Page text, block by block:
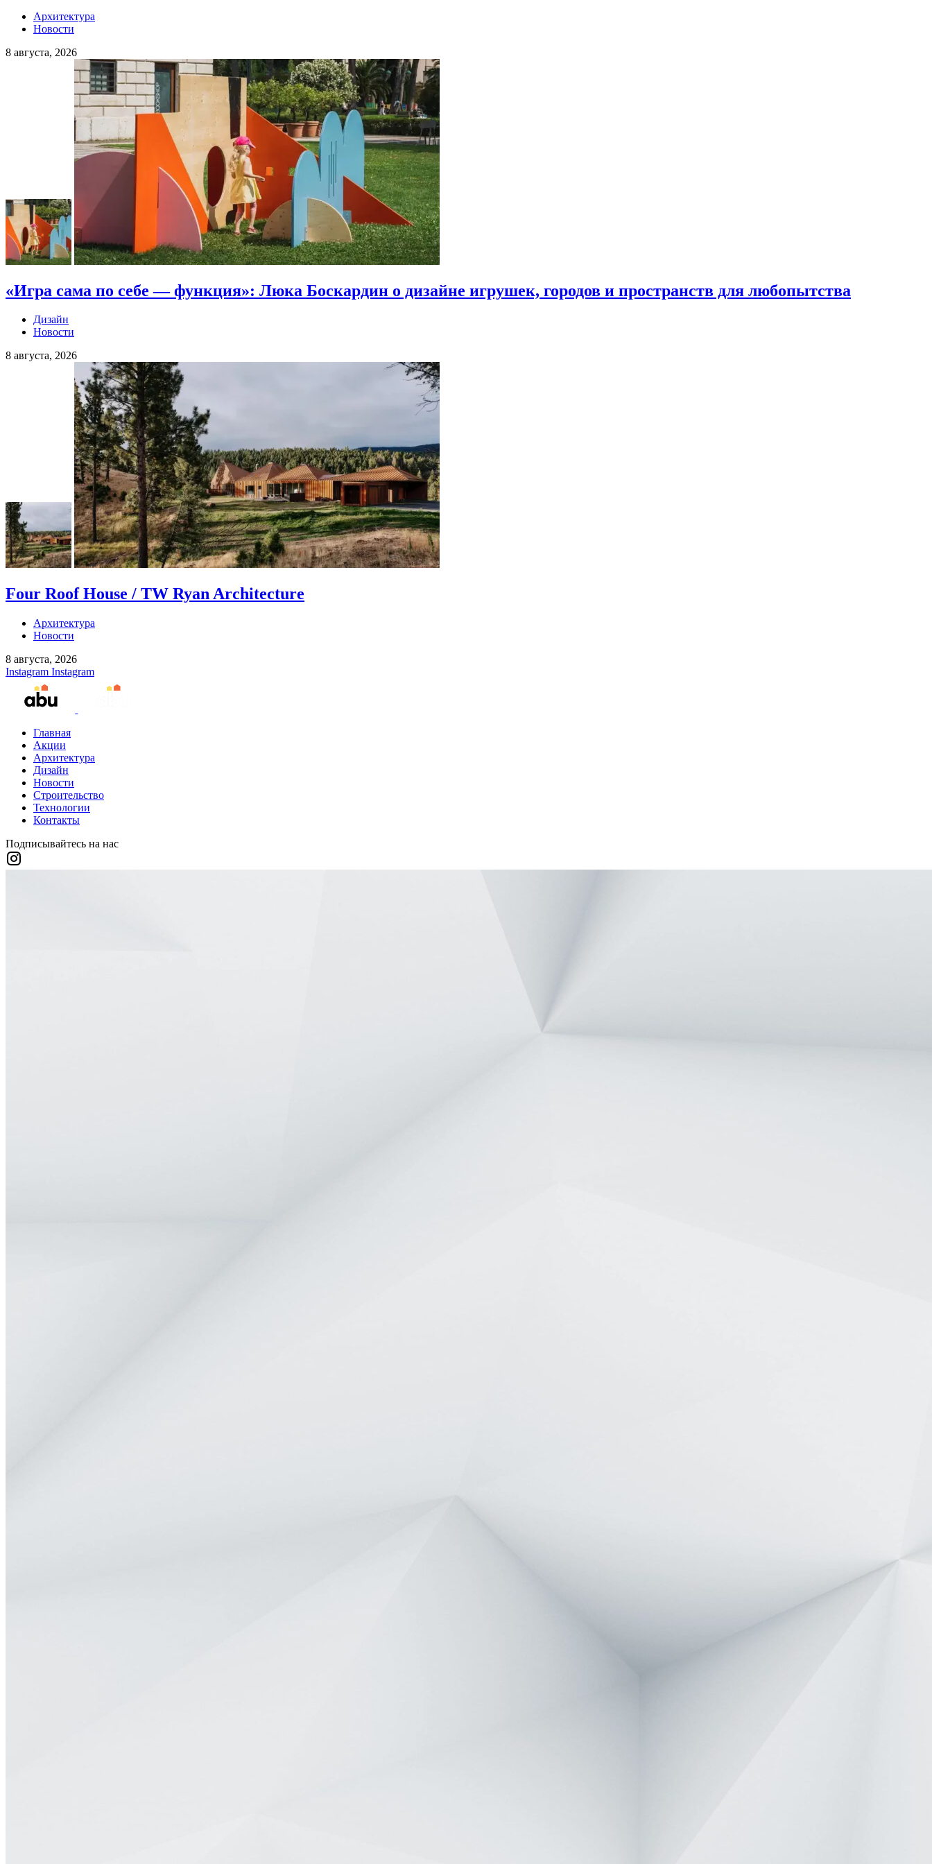
Архитектура
Новости
8 августа, 2026
«Игра сама по себе — функция»: Люка Боскардин о дизайне игрушек, городов и пространств для любопытства
Дизайн
Новости
8 августа, 2026
Four Roof House / TW Ryan Architecture
Архитектура
Новости
8 августа, 2026
Instagram Instagram
Главная
Акции
Архитектура
Дизайн
Новости
Строительство
Технологии
Контакты
Подписывайтесь на нас